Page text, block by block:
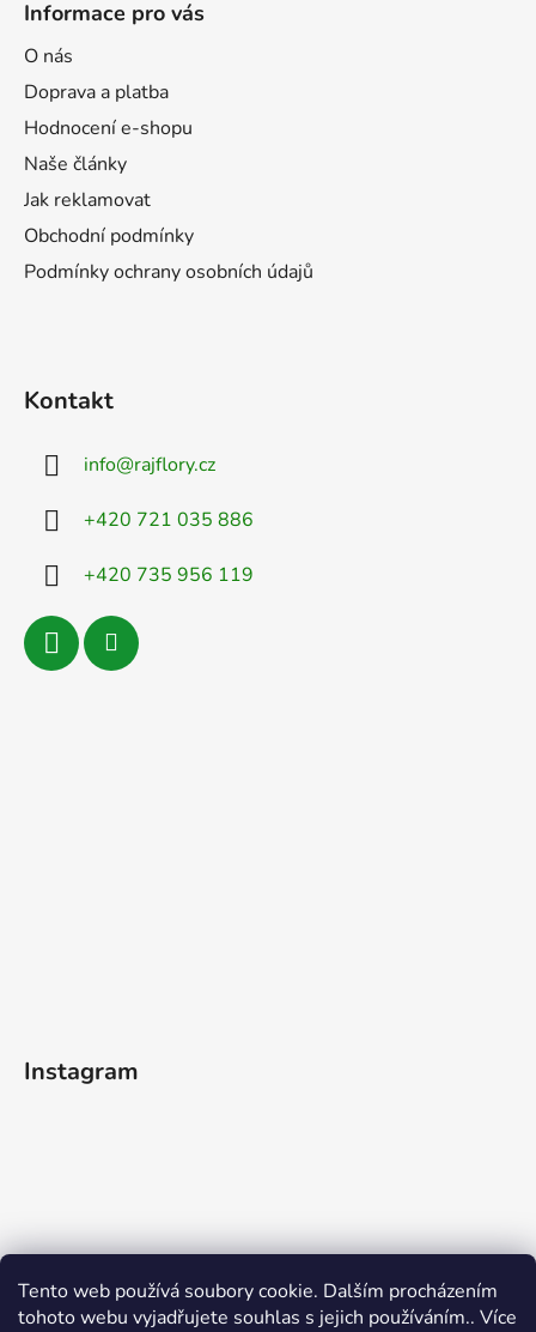
Tento web používá soubory cookie. Dalším procházením
tohoto webu vyjadřujete souhlas s jejich používáním.. Více
Informace pro vás
O nás
Doprava a platba
Hodnocení e-shopu
Naše články
Jak reklamovat
Obchodní podmínky
Podmínky ochrany osobních údajů
Kontakt
info@rajflory.cz
+420 721 035 886
+420 735 956 119
Instagram